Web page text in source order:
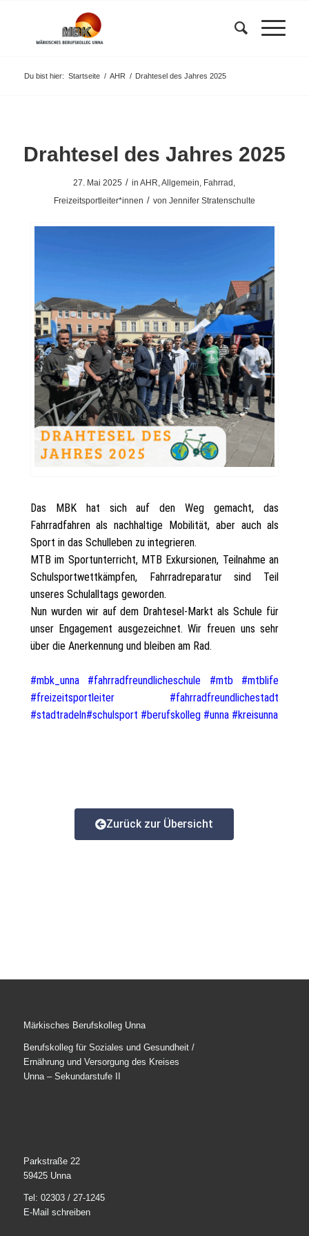
Du bist hier: Startseite / AHR / Drahtesel des Jahres 2025
Drahtesel des Jahres 2025
27. Mai 2025 / inAHR,Allgemein, Fahrrad ,
Freizeitsportleiter*innen / von Jennifer Stratenschulte
Das MBK hat sich auf den Weg gemacht, das
Fahrradfahren als nachhaltige Mobilität, aber auch als
Sport in das Schulleben zu integrieren.
MTB im Sportunterricht, MTB Exkursionen, Teilnahme an
Schulsportwettkämpfen, Fahrradreparatur sind Teil
unseres Schulalltags geworden.
Nun wurden wir auf dem Drahtesel-Markt als Schule für
unser Engagement ausgezeichnet. Wir freuen uns sehr
über die Anerkennung und bleiben am Rad.
#mbk_unna #fahrradfreundlicheschule #mtb
#mtblife
#freizeitsportleiter
#fahrradfreundlichestadt
#stadtradeln#schulsport #berufskolleg #unna #kreisunna
Zurück zur Übersicht
Märkisches Berufskolleg Unna
Berufskolleg für Soziales und Gesundheit /
Ernährung und Versorgung des Kreises
Unna – Sekundarstufe II
Parkstraße 22
59425 Unna
Tel: 02303 / 27-1245
E-Mail schreiben